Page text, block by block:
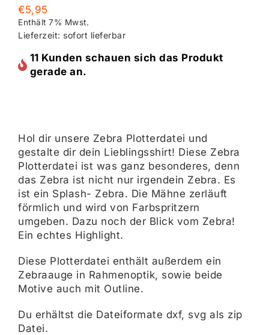
€5,95
Enthält 7% Mwst.
Lieferzeit: sofort lieferbar
11 Kunden schauen sich das Produkt
gerade an.
Hol dir unsere Zebra Plotterdatei und
gestalte dir dein Lieblingsshirt! Diese Zebra
Plotterdatei ist was ganz besonderes, denn
das Zebra ist nicht nur irgendein Zebra. Es
ist ein Splash- Zebra. Die Mähne zerläuft
förmlich und wird von Farbspritzern
umgeben. Dazu noch der Blick vom Zebra!
Ein echtes Highlight.
Diese Plotterdatei enthält außerdem ein
Zebraauge in Rahmenoptik, sowie beide
Motive auch mit Outline.
Du erhältst die Dateiformate dxf, svg als zip
Datei.